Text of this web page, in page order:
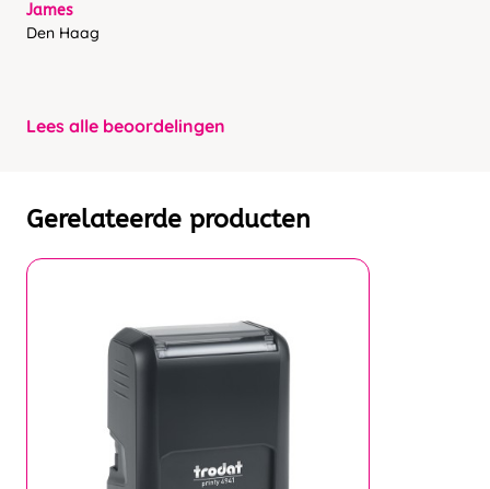
James
Den Haag
Lees alle beoordelingen
Gerelateerde producten